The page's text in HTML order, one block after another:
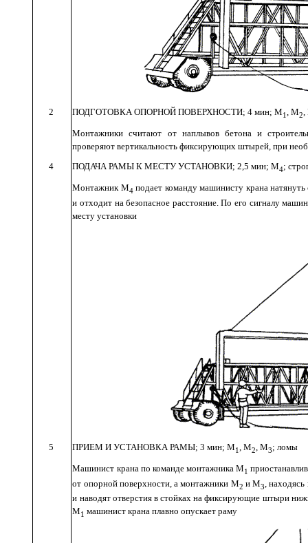
2 ПОДГОТОВКА ОПОРНОЙ ПОВЕРХНОСТИ; 4мин;М1 ,М2 ,
Монтажники считают от наплывов бетона и
проверяют вертикальность фиксирующих штырей ,при
4
ПОДАЧА РАМЫ К МЕСТУ УСТАНОВКИ; 2,5мин;М4;
Монтажник М4 подает команду машинисту крана натянуть
и отходит на безопасное расстояние.По его сигналу
месту установки
5 ПРИЕМ И УСТАНОВКА РАМЫ; 3мин;М1 ,М2 ,М3; ломы
Машинист крана по команде монтажника М1
от опорной поверхности,а монтажники М2 и М3 ,находясь
и наводят отверстия в стойках на фиксирующие штыри
М1 машинист крана плавно опускает раму